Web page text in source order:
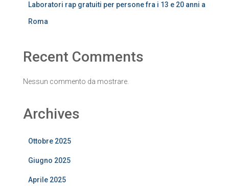
Laboratori rap gratuiti per persone fra i 13 e 20 anni a
Roma
Recent Comments
Nessun commento da mostrare.
Archives
Ottobre 2025
Giugno 2025
Aprile 2025